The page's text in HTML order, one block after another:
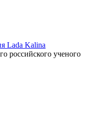
Lada Kalina
российского ученого